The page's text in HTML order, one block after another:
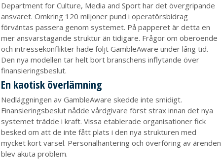
Department for Culture, Media and Sport har det övergripande
ansvaret. Omkring 120 miljoner pund i operatörsbidrag
förväntas passera genom systemet. På papperet är detta en
mer ansvarstagande struktur än tidigare. Frågor om oberoende
och intressekonflikter hade följt GambleAware under lång tid.
Den nya modellen tar helt bort branschens inflytande över
finansieringsbeslut.
En kaotisk överlämning
Nedläggningen av GambleAware skedde inte smidigt.
Finansieringsbeslut nådde vårdgivare först strax innan det nya
systemet trädde i kraft. Vissa etablerade organisationer fick
besked om att de inte fått plats i den nya strukturen med
mycket kort varsel. Personalhantering och överföring av ärenden
blev akuta problem.